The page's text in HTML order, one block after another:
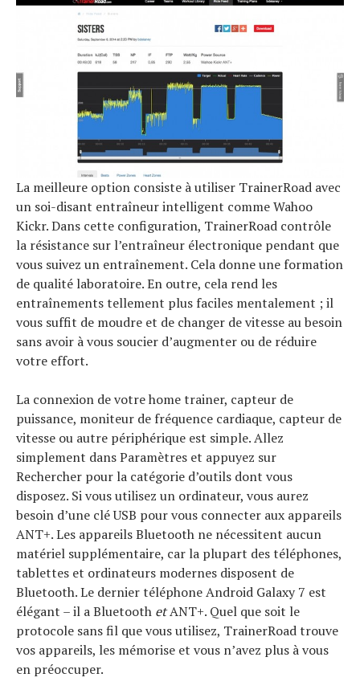
La meilleure option consiste à utiliser TrainerRoad avec
un soi-disant entraîneur intelligent comme Wahoo
Kickr. Dans cette configuration, TrainerRoad contrôle
la résistance sur l’entraîneur électronique pendant que
vous suivez un entraînement. Cela donne une formation
de qualité laboratoire. En outre, cela rend les
entraînements tellement plus faciles mentalement ; il
vous suffit de moudre et de changer de vitesse au besoin
sans avoir à vous soucier d’augmenter ou de réduire
votre effort.
La connexion de votre home trainer, capteur de
puissance, moniteur de fréquence cardiaque, capteur de
vitesse ou autre périphérique est simple. Allez
simplement dans Paramètres et appuyez sur
Rechercher pour la catégorie d’outils dont vous
disposez. Si vous utilisez un ordinateur, vous aurez
besoin d’une clé USB pour vous connecter aux appareils
ANT+. Les appareils Bluetooth ne nécessitent aucun
matériel supplémentaire, car la plupart des téléphones,
tablettes et ordinateurs modernes disposent de
Bluetooth. Le dernier téléphone Android Galaxy 7 est
élégant – il a Bluetooth etANT+. Quel que soit le
protocole sans fil que vous utilisez, TrainerRoad trouve
vos appareils, les mémorise et vous n’avez plus à vous
en préoccuper.